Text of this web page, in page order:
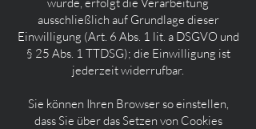
ausschließlich auf Grundlage dieser
Einwilligung (Art. 6 Abs. 1 lit. a DSGVO und
§ 25 Abs. 1 TTDSG); die Einwilligung ist
jederzeit widerrufbar.
Sie können Ihren Browser so einstellen,
dass Sie über das Setzen von Cookies